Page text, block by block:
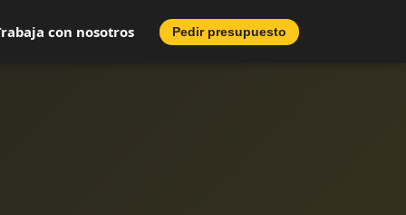
con nosotros Pedir presupuesto